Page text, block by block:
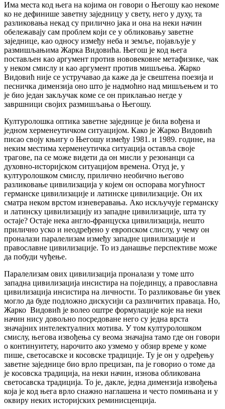
Има места код њега на којима он говори о Његошу као некоме
ко не дефинише заветну заједницу у свету, него у духу, та
разликовања некад су прилично јака и она на неки начин
обележавају сам проблем који се у обликовању заветне
заједнице, као односу између неба и земље, појављује у
размишљањима Жарка Видовића. Његош је код њега
постављен као аргумент против нововековне метафизике, чак
у неком смислу и као аргумент против мишљења. Жарко
Видовић није се устручавао да каже да је свештена поезија и
песничка димензија оно што је надмоћно над мишљењем и то
је био један закључак коме се он приклањао негде у
завршници својих размишљања о Његошу.
Културолошка оптика заветне заједнице је била вођена и
једном херменеутичком ситуацијом. Како је Жарко Видовић
писао своју књигу о Његошу између 1981. и 1989. године, на
неким местима херменеутичка ситуација оставља своје
трагове, па се може видети да он мисли у резонанци са
духовно-историјском ситуацијом времена. Отуд је, у
културолошком смислу, прилично необично његово
разликовање цивилизација у којем он оспорава могућност
германске цивилизације и латинске цивилизације. Он их
сматра неком врстом изневеравања. Ако искључује германску
и латинску цивилизацију из западне цивилизације, шта ту
остаје? Остаје нека англо-француска цивилизација, нешто
прилично уско и неодређено у европском слислу, у чему он
проналази паралелизам између западне цивилизације и
православне цивилизације. То из данашње перспективе може
да побуди чуђење.
Паралелизам ових цивилизација проналази у томе што
западна цивилизација инсистира на појединцу, а православна
цивилизација инсистира на личности. То разликовање би увек
могло да буде подложно дискусији са различитих праваца. Но,
Жарко Видовић је волео оштре формулације које на неки
начин нису довољно посредоване него су једна врста
значајних интелектуалних мотива. У том културолошком
смислу, његова извођења су веома значајна тамо где он говори
о континуитету, нарочито ако узмемо у обзир време у коме
пише, светосавске и косовске традиције. Ту је он у одређењу
заветне заједнице био врло прецизан, па је говорио о томе да
је косовска традиција, на неки начин, изнова обликована
светосавска традиција. То је, дакле, једна димензија извођења
која је код њега врло снажно наглашена и често помињана и у
оквиру неких историјских реминисценција.